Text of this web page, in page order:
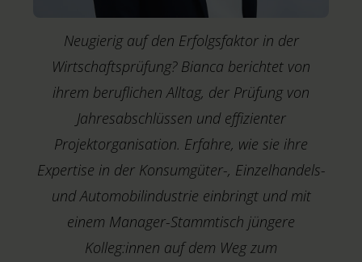
Neugierig auf den Erfolgsfaktor in der
Wirtschaftsprüfung? Bianca berichtet von
ihrem beruflichen Alltag, der Prüfung von
Jahresabschlüssen und effizienter
Projektorganisation. Erfahre, wie sie ihre
Expertise in der Konsumgüter-, Einzelhandels-
und Automobilindustrie einbringt und mit
einem Manager-Stammtisch jüngere
Kolleg:innen auf dem Weg zum